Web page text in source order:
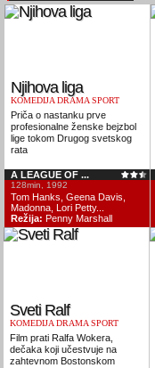
Njihova liga
KOMEDIJA DRAMA SPORT
Priča o nastanku prve
profesionalne ženske bejzbol
lige tokom Drugog svetskog
rata
A LEAGUE OF ...
128min, 1992
Tom Hanks, Geena Davis,
Madonna, Lori Petty...
Režija: Penny Marshall
Sveti Ralf
KOMEDIJA DRAMA SPORT
Film prati Ralfa Wokera,
dečaka koji učestvuje na
zahtevnom Bostonskom